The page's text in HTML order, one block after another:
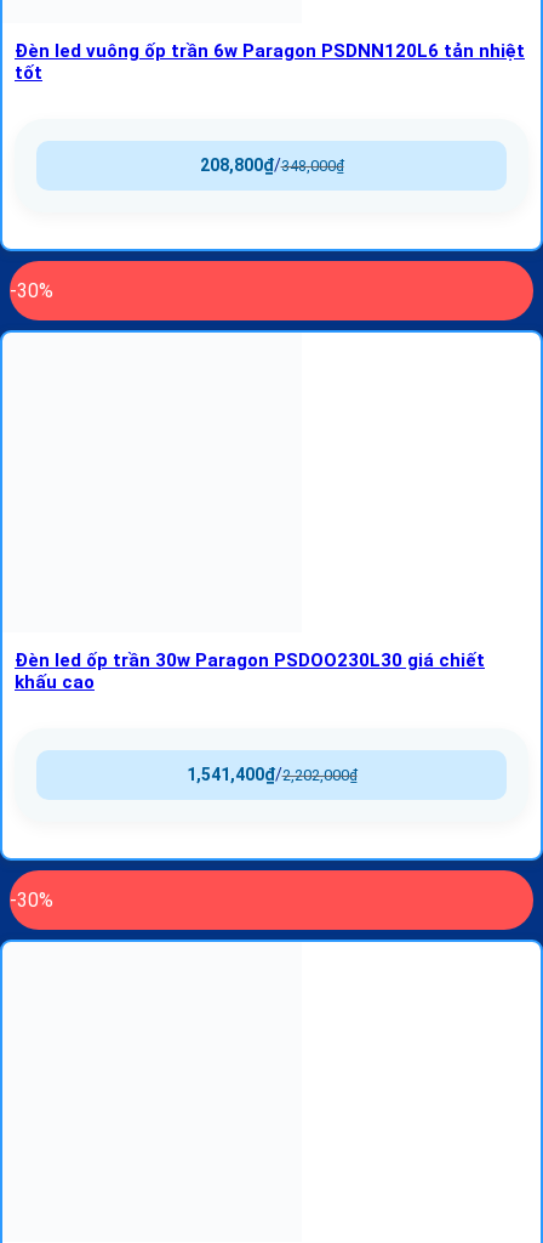
Đèn led vuông ốp trần 6w Paragon PSDNN120L6 tản nhiệt
tốt
348,000₫
/
208,800₫
-30%
Đèn led ốp trần 30w Paragon PSDOO230L30 giá chiết
khấu cao
2,202,000₫
/
1,541,400₫
-30%